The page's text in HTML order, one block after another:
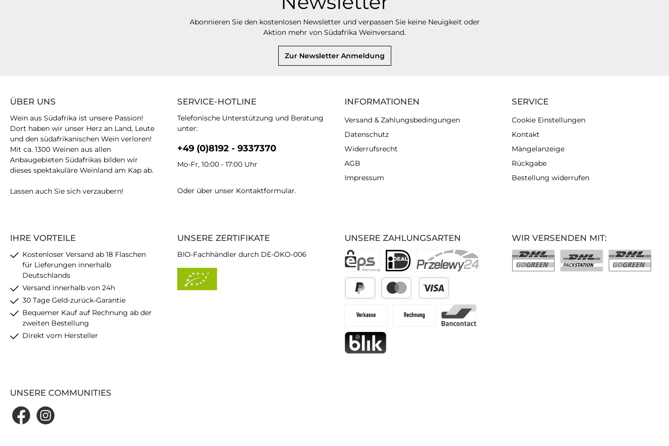
Abonnieren Sie den kostenlosen Newsletter und verpassen Sie keine Neuigkeit oder
Aktion mehr von Südafrika Weinversand.
Zur Newsletter Anmeldung
SERVICE-HOTLINE
Telefonische Unterstützung und Beratung
unter:
+49 (0)8192 - 9337370
Mo-Fr, 10:00 - 17:00 Uhr
Oder über unser Kontaktformular.
IHRE VORTEILE
Kostenloser Versand ab 18 Flaschen
für Lieferungen innerhalb
Deutschlands
Versand innerhalb von 24h
30 Tage Geld-zurück-Garantie
Bequemer Kauf auf Rechnung ab der
zweiten Bestellung
Direkt vom Hersteller
UNSERE ZAHLUNGSARTEN
ÜBER UNS
Wein aus Südafrika ist unsere Passion!
Dort haben wir unser Herz an Land, Leute
und den südafrikanischen Wein verloren!
Mit ca. 1300 Weinen aus allen
Anbaugebieten Südafrikas bilden wir
dieses spektakuläre Weinland am Kap ab.
Lassen auch Sie sich verzaubern!
UNSERE ZERTIFIKATE
BIO-Fachhändler durch DE-ÖKO-006
INFORMATIONEN
Versand & Zahlungsbedingungen
Datenschutz
Widerrufsrecht
AGB
Impressum
SERVICE
Cookie Einstellungen
Kontakt
Mängelanzeige
Rückgabe
Bestellung widerrufen
UNSERE COMMUNITIES
WIR VERSENDEN MIT: